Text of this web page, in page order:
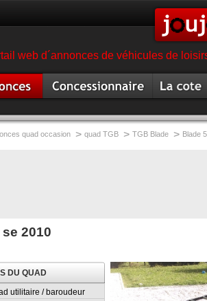
web d´annonces de véhicules de
garage magasin quad
quad occasion > quad TGB > TGB Blade > Blade
2010
DU QUAD
utilitaire / baroudeur